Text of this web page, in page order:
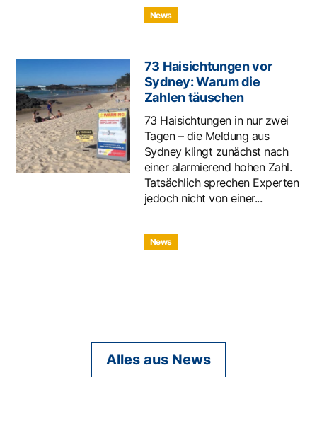
News
73 Haisichtungen vor
Sydney: Warum die
Zahlen täuschen
73 Haisichtungen in nur zwei
Tagen – die Meldung aus
Sydney klingt zunächst nach
einer alarmierend hohen Zahl.
Tatsächlich sprechen Experten
jedoch nicht von einer...
News
Alles aus News